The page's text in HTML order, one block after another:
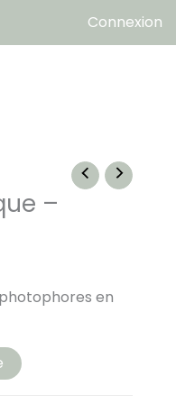
Connexion
–
en